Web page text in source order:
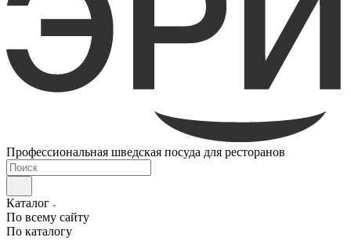
Профессиональная шведская посуда для ресторанов
Каталог
По всему сайту
По каталогу